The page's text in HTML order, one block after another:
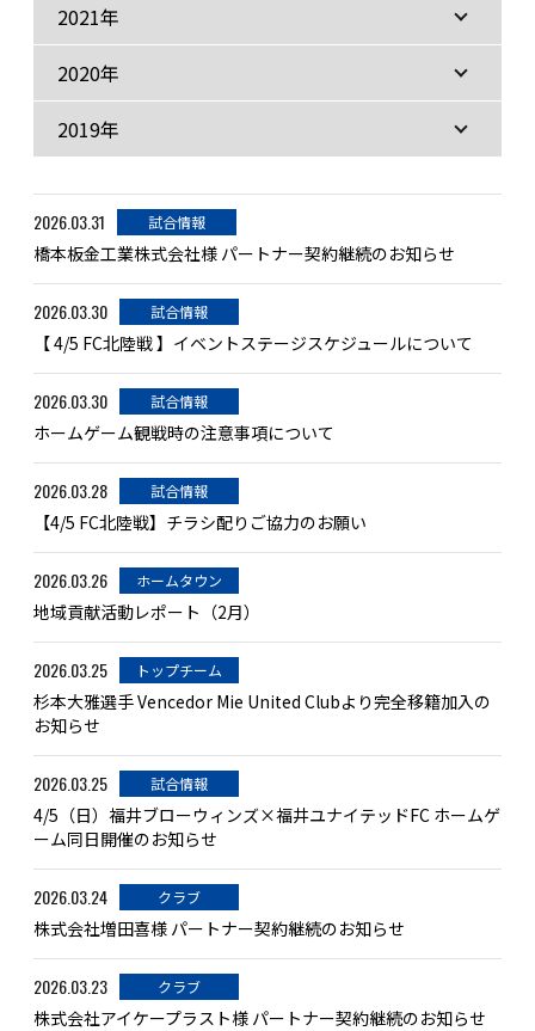
2021年
2020年
2019年
2026.03.31 試合情報
橋本板金工業株式会社様 パートナー契約継続のお知らせ
2026.03.30 試合情報
【 4/5 FC北陸戦 】イベントステージスケジュールについて
2026.03.30 試合情報
ホームゲーム観戦時の注意事項について
2026.03.28 試合情報
【4/5 FC北陸戦】チラシ配りご協力のお願い
2026.03.26 ホームタウン
地域貢献活動レポート（2月）
2026.03.25 トップチーム
杉本大雅選手 Vencedor Mie United Clubより完全移籍加入の
お知らせ
2026.03.25 試合情報
4/5（日）福井ブローウィンズ×福井ユナイテッドFC ホームゲ
ーム同日開催のお知らせ
2026.03.24 クラブ
株式会社増田喜様 パートナー契約継続のお知らせ
2026.03.23 クラブ
株式会社アイケープラスト様 パートナー契約継続のお知らせ